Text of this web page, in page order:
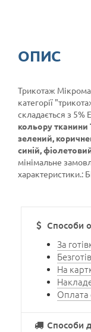
ОПИС
Трикотаж
категорії
складається з 5%
кольору
зелений,
синій,
мінімальне
характеристики.:
Способи
За
На
Оплата
Способи